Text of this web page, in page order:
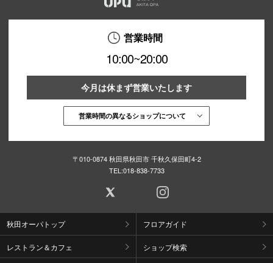
営業時間
10:00~20:00
今月は休まず営業いたします
営業時間の異なるショップについて
〒010-0874 秋田県秋田市 千秋久保田町4-2
TEL:018-838-7733
秋田オーパトップ フロアガイド
レストラン＆カフェ ショップ検索